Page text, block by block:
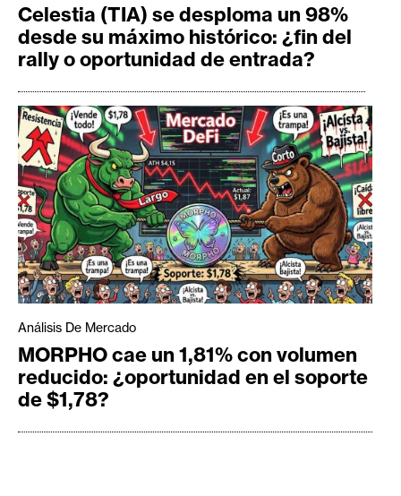
Celestia (TIA) se desploma un 98%
desde su máximo histórico: ¿fin del
rally o oportunidad de entrada?
Análisis De Mercado
MORPHO cae un 1,81% con volumen
reducido: ¿oportunidad en el soporte
de $1,78?